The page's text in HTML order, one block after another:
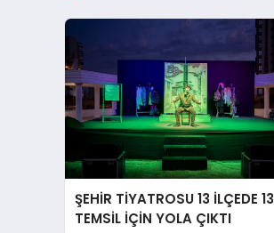
ŞEHİR TİYATROSU 13 İLÇEDE 13
TEMSİL İÇİN YOLA ÇIKTI